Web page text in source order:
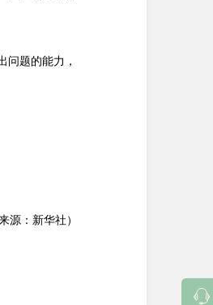
问题的能力，
来源：新华社）